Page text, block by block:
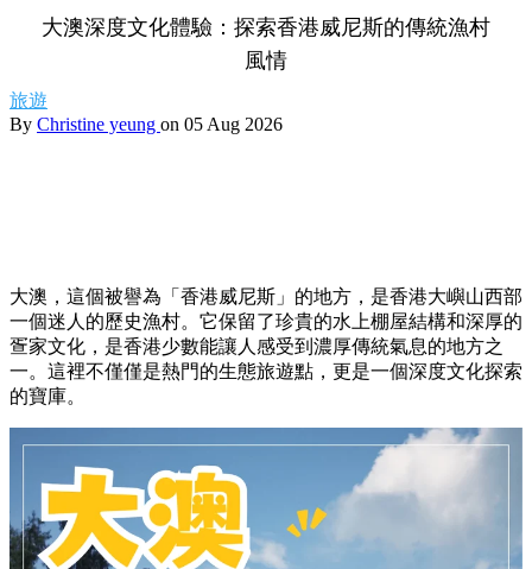
大澳深度文化體驗：探索香港威尼斯的傳統漁村
風情
旅遊
By Christine yeung on 05 Aug 2026
大澳， 這個被譽為「香港威尼斯」的地方， 是香港大嶼山西部
一個迷人的歷史漁村。 它保留了珍貴的水上棚屋結構和深厚的
疍家文化， 是香港少數能讓人感受到濃厚傳統氣息的地方之
一。 這裡不僅僅是熱門的生態旅遊點， 更是一個深度文化探索
的寶庫。